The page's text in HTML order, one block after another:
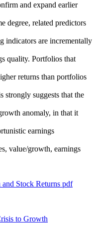
and expand earlier
degree, related predictors
indicators are incrementally
quality. Portfolios that
returns than portfolios
strongly suggests that the
anomaly, in that it
earnings
value/growth, earnings
Stock Returns pdf
to Growth